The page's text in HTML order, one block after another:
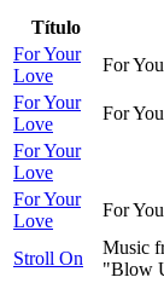
Título
For Your
Love
For
For Your
Love
For
For Your
Love
For Your
Love
For
Stroll On
Music
"Blow